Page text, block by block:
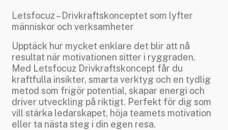
Letsfocuz – Drivkraftskonceptet som lyfter
människor och verksamheter
Upptäck hur mycket enklare det blir att nå
resultat när motivationen sitter i ryggraden.
Med Letsfocuz Drivkraftskoncept får du
kraftfulla insikter, smarta verktyg och en tydlig
metod som frigör potential, skapar energi och
driver utveckling på riktigt. Perfekt för dig som
vill stärka ledarskapet, höja teamets motivation
eller ta nästa steg i din egen resa.